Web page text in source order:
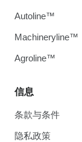
信息
条款与条件
隐私政策
Autoline™
Machineryline™
Agroline™